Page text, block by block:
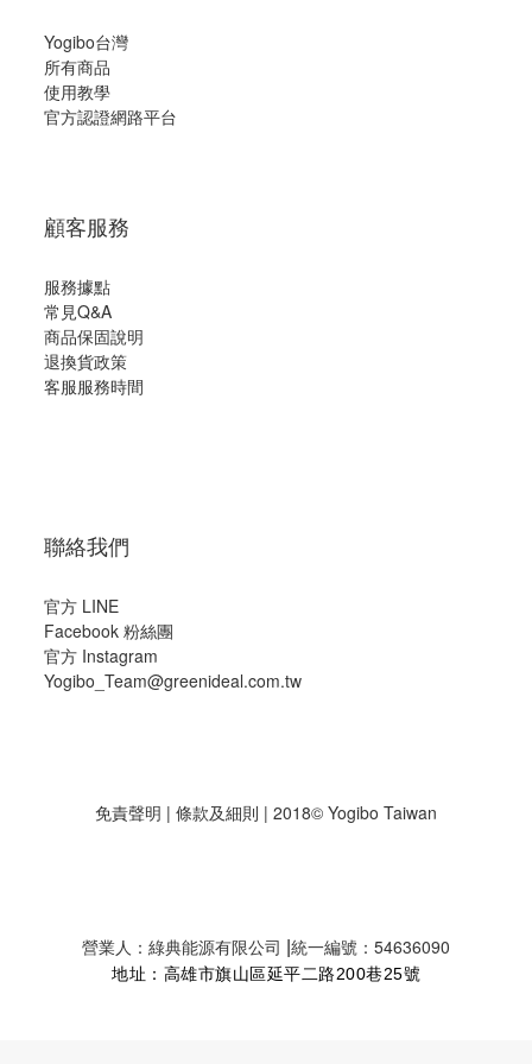
Yogibo台灣
所有商品
使用教學
官方認證網路平台
顧客服務
服務據點
常見Q&A
商品保固說明
退換貨政策
客服服務時間
聯絡我們
官方 LINE
Facebook 粉絲團
官方 Instagram
Yogibo_Team@greenideal.com.tw
免責聲明 | 條款及細則 | 2018© Yogibo Taiwan
營業人：綠典能源有限公司 |統一編號：54636090
地址：高雄市旗山區延平二路200巷25號